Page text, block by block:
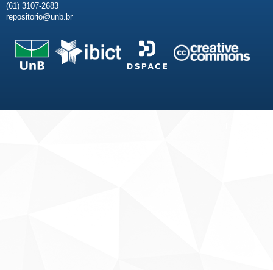
(61) 3107-2683
repositorio@unb.br